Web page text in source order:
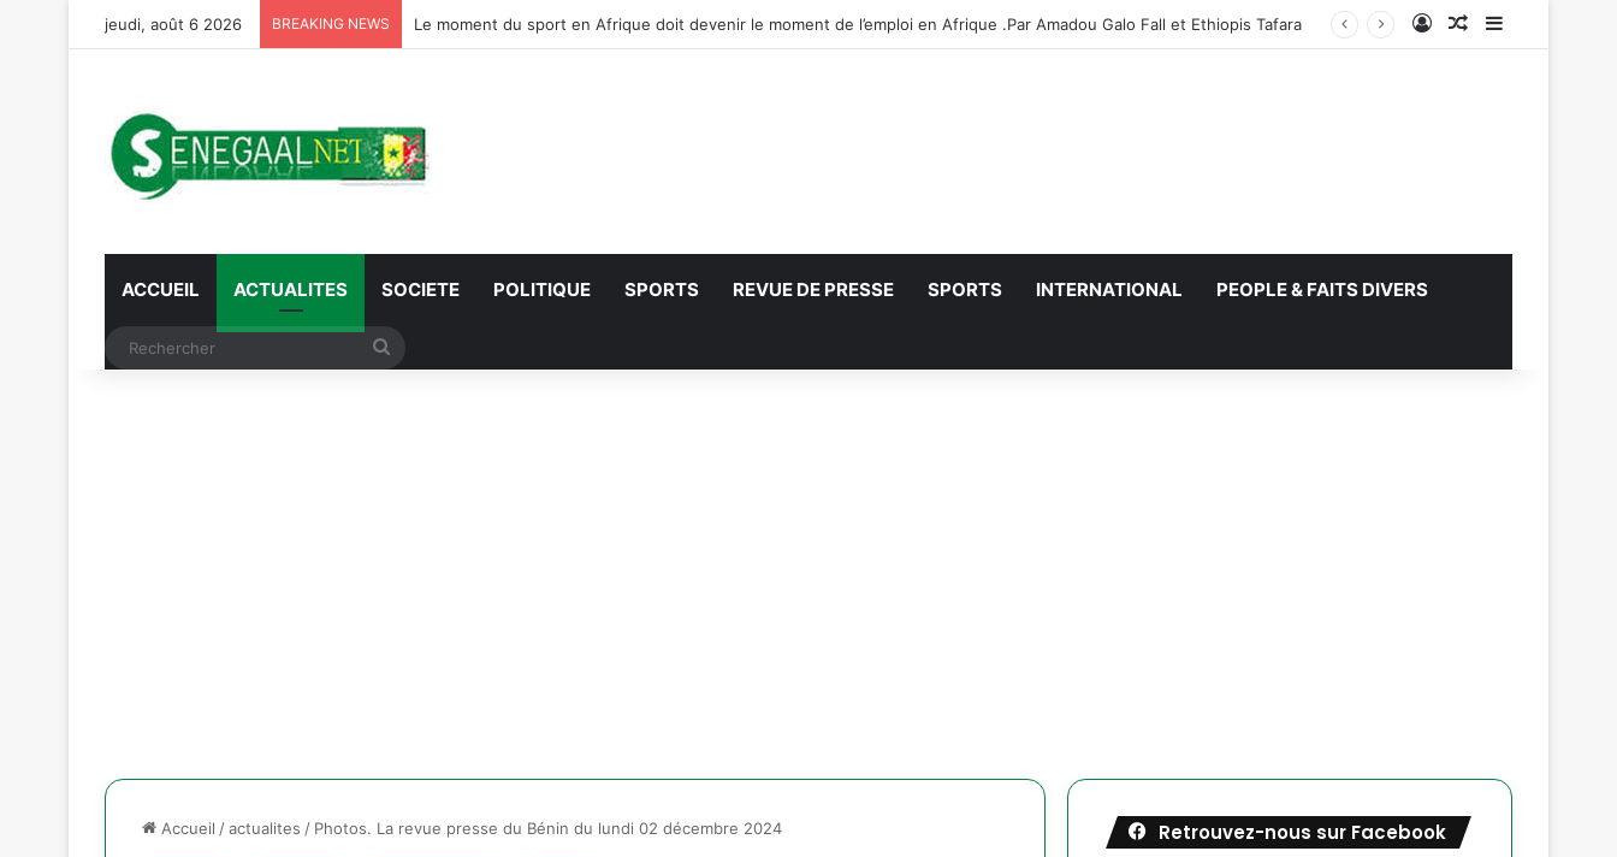
jeudi, août 6 2026 BREAKING NEWS Préparation JO 2028 : Mathilde Diop laissée à carreau Connexion
Article Aléatoire
Sidebar
ACCUEIL ACTUALITES SOCIETE POLITIQUE SPORTS REVUE DE PRESSE SPORTS INTERNATIONAL PEOPLE & FAITS DIVERS
Accueil /actualites / Photos. La revue presse du Bénin du lundi 02 décembre 2024 Retrouvez-nous sur Facebook